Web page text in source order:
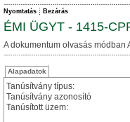
Nyomtatás Bezárás
ÉMI ÜGYT - 1415-
A dokumentum olvasás módban
Alapadatok
Tanúsítvány típus:
Tanúsítvány azonosító
Tanúsított üzem: